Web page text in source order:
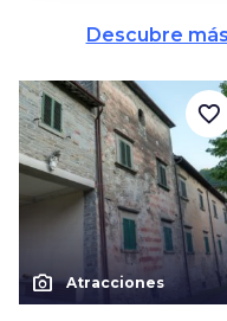
Descubre
photo_camera Atracciones
favorite_border